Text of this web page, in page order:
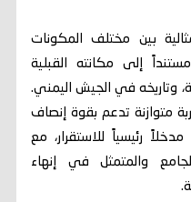
بين مختلف المكونات
إلى مكانته القبلية
وتاريخه في الجيش اليمني.
متوازنة تدعم بقوة إنصاف
مدخلاً رئيسياً للاستقرار، مع
والمتمثل في إنهاء